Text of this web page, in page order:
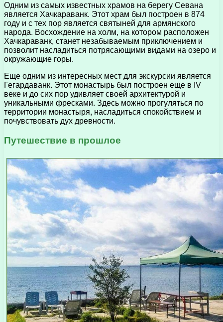
Одним из самых известных храмов на берегу Севана
является Хачкараванк. Этот храм был построен в 874
году и с тех пор является святыней для армянского
народа. Восхождение на холм, на котором расположен
Хачкараванк, станет незабываемым приключением и
позволит насладиться потрясающими видами на озеро и
окружающие горы.
Еще одним из интересных мест для экскурсии является
Гегардаванк. Этот монастырь был построен еще в IV
веке и до сих пор удивляет своей архитектурой и
уникальными фресками. Здесь можно прогуляться по
территории монастыря, насладиться спокойствием и
почувствовать дух древности.
Путешествие в прошлое